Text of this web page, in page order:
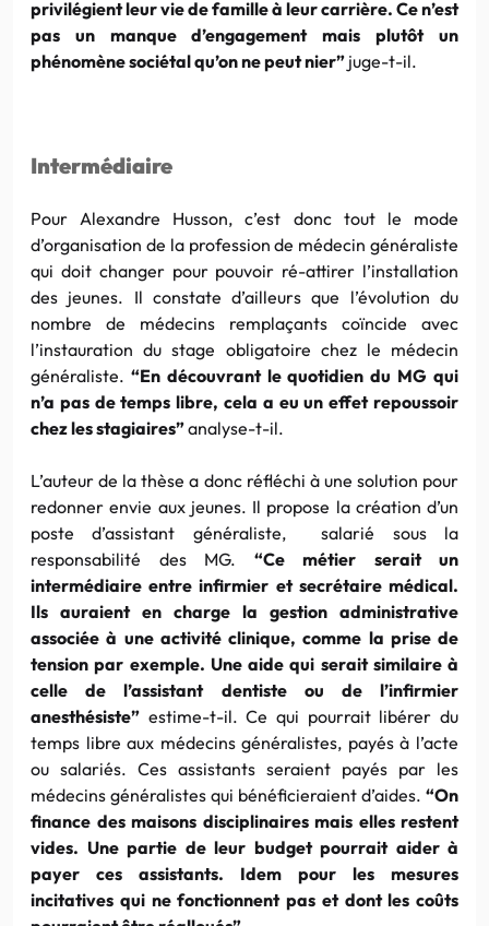
privilégient leur vie de famille à leur carrière. Ce n’est
pas un manque d’engagement mais plutôt un
phénomène sociétal qu’on ne peut nier” juge-t-il.
Intermédiaire
Pour Alexandre Husson, c’est donc tout le mode
d’organisation de la profession de médecin généraliste
qui doit changer pour pouvoir ré-attirer l’installation
des jeunes. Il constate d’ailleurs que l’évolution du
nombre de médecins remplaçants coïncide avec
l’instauration du stage obligatoire chez le médecin
généraliste. “En découvrant le quotidien du MG qui
n’a pas de temps libre, cela a eu un effet repoussoir
chez les stagiaires”analyse-t-il.
L’auteur de la thèse a donc réfléchi à une solution pour
redonner envie aux jeunes. Il propose la création d’un
poste d’assistant généraliste, salarié sous la
responsabilité des MG. “Ce métier serait un
intermédiaire entre infirmier et secrétaire médical.
Ils auraient en charge la gestion administrative
associée à une activité clinique, comme la prise de
tension par exemple. Une aide qui serait similaire à
celle de l’assistant dentiste ou de l’infirmier
anesthésiste” estime-t-il. Ce qui pourrait libérer du
temps libre aux médecins généralistes, payés à l’acte
ou salariés. Ces assistants seraient payés par les
médecins généralistes qui bénéficieraient d’aides. “On
finance des maisons disciplinaires mais elles restent
vides. Une partie de leur budget pourrait aider à
payer ces assistants. Idem pour les mesures
incitatives qui ne fonctionnent pas et dont les coûts